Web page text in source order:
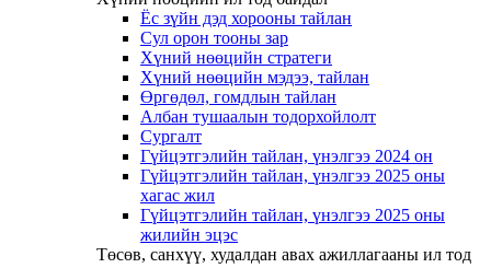
Ёс зүйн дэд хорооны тайлан
Сул орон тооны зар
Хүний нөөцийн стратеги
Хүний нөөцийн мэдээ, тайлан
Өргөдөл, гомдлын тайлан
Албан тушаалын тодорхойлолт
Сургалт
Гүйцэтгэлийн тайлан, үнэлгээ 2024 он
Гүйцэтгэлийн тайлан, үнэлгээ 2025 оны
хагас жил
Гүйцэтгэлийн тайлан, үнэлгээ 2025 оны
жилийн эцэс
Төсөв, санхүү, худалдан авах ажиллагааны ил тод